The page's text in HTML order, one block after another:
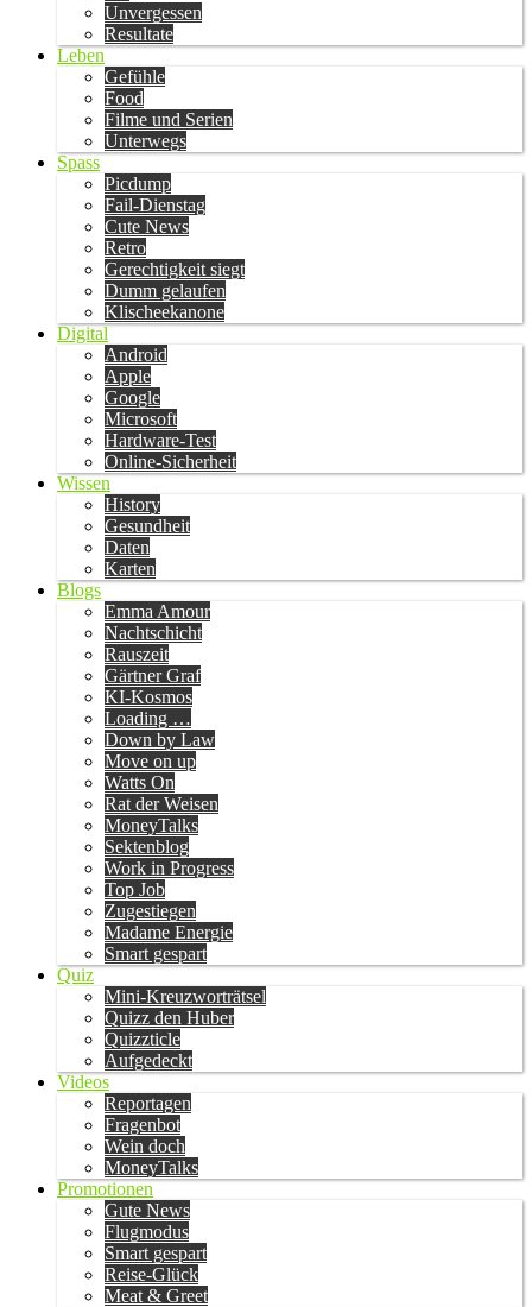
Unvergessen
Resultate
Leben
Gefühle
Food
Filme und Serien
Unterwegs
Spass
Picdump
Fail-Dienstag
Cute News
Retro
Gerechtigkeit siegt
Dumm gelaufen
Klischeekanone
Digital
Android
Apple
Google
Microsoft
Hardware-Test
Online-Sicherheit
Wissen
History
Gesundheit
Daten
Karten
Blogs
Emma Amour
Nachtschicht
Rauszeit
Gärtner Graf
KI-Kosmos
Loading …
Down by Law
Move on up
Watts On
Rat der Weisen
MoneyTalks
Sektenblog
Work in Progress
Top Job
Zugestiegen
Madame Energie
Smart gespart
Quiz
Mini-Kreuzworträtsel
Quizz den Huber
Quizzticle
Aufgedeckt
Videos
Reportagen
Fragenbot
Wein doch
MoneyTalks
Promotionen
Gute News
Flugmodus
Smart gespart
Reise-Glück
Meat & Greet